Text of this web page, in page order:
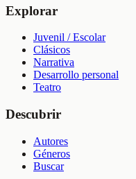
Explorar
Juvenil / Escolar
Clásicos
Narrativa
Desarrollo personal
Teatro
Descubrir
Autores
Géneros
Buscar